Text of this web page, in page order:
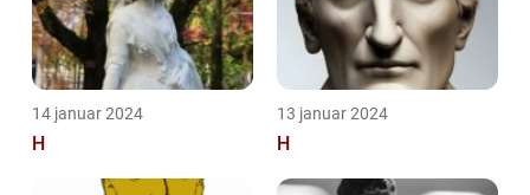
14 januar 2024
H
13 januar 2024
H